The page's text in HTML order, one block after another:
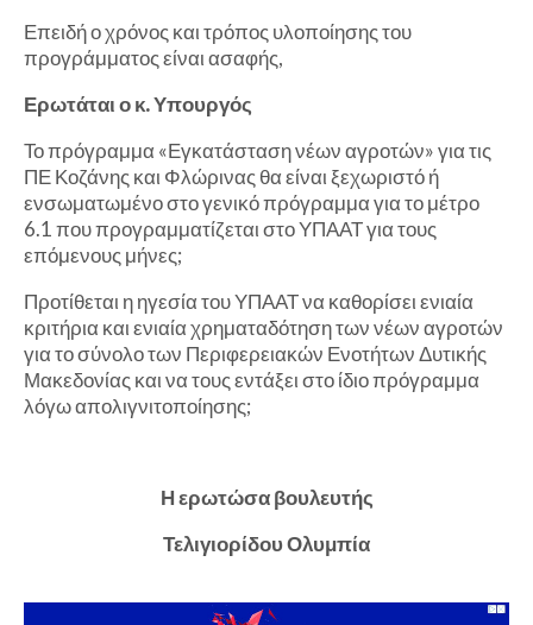
Επειδή ο χρόνος και τρόπος υλοποίησης του
προγράμματος είναι ασαφής,
Ερωτάται ο κ. Υπουργός
Το πρόγραμμα «Εγκατάσταση νέων αγροτών» για τις
ΠΕ Κοζάνης και Φλώρινας θα είναι ξεχωριστό ή
ενσωματωμένο στο γενικό πρόγραμμα για το μέτρο
6.1 που προγραμματίζεται στο ΥΠΑΑΤ για τους
επόμενους μήνες;
Προτίθεται η ηγεσία του ΥΠΑΑΤ να καθορίσει ενιαία
κριτήρια και ενιαία χρηματαδότηση των νέων αγροτών
για το σύνολο των Περιφερειακών Ενοτήτων Δυτικής
Μακεδονίας και να τους εντάξει στο ίδιο πρόγραμμα
λόγω απολιγνιτοποίησης;
Η ερωτώσα βουλευτής
Τελιγιορίδου Ολυμπία